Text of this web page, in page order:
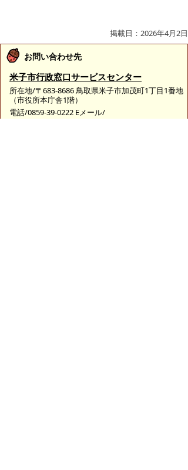
掲載日：2026年4月2日
お問い合わせ先
米子市行政窓口サービスセンター
所在地/〒683-8686 鳥取県米子市加茂町1丁目1番地
（市役所本庁舎1階）
電話/0859-39-0222 Eメール/
shimin@city.yonago.lg.jp